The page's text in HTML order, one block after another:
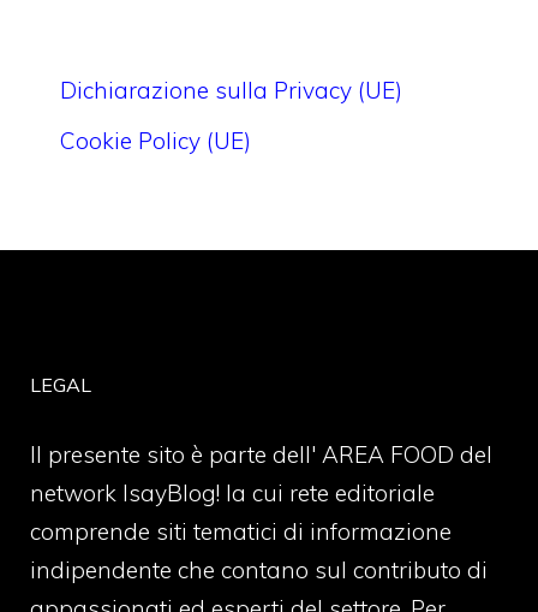
Dichiarazione sulla Privacy (UE)
Cookie Policy (UE)
LEGAL
Il presente sito è parte dell' AREA FOOD del
network IsayBlog! la cui rete editoriale
comprende siti tematici di informazione
indipendente che contano sul contributo di